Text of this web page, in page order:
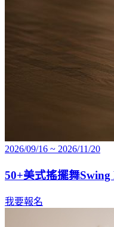
2026/09/16 ~ 2026/11/20
50+美式搖擺舞Swing
我要報名